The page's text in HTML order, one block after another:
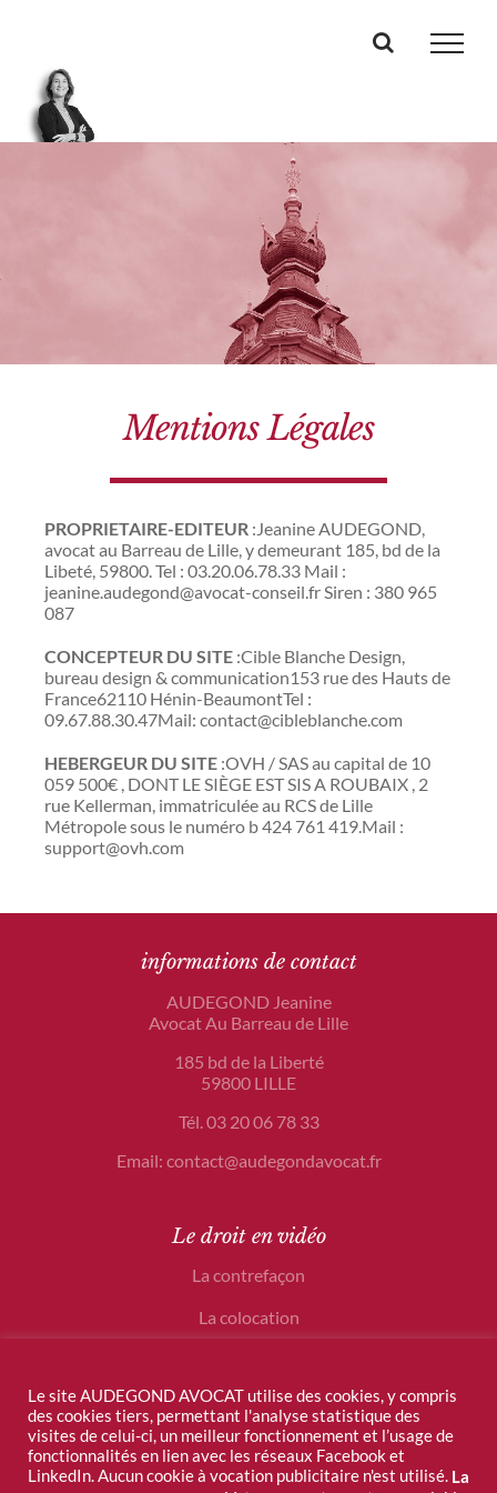
Mentions Légales
PROPRIETAIRE-EDITEUR :Jeanine AUDEGOND,
avocat au Barreau de Lille, y demeurant 185, bd de la
Libeté, 59800. Tel : 03.20.06.78.33 Mail :
jeanine.audegond@avocat-conseil.fr Siren : 380 965
087
CONCEPTEUR DU SITE :Cible Blanche Design,
bureau design & communication153 rue des Hauts de
France62110 Hénin-BeaumontTel :
09.67.88.30.47Mail: contact@cibleblanche.com
HEBERGEUR DU SITE :OVH / SAS au capital de 10
059 500€ , DONT LE SIÈGE EST SIS A ROUBAIX , 2
rue Kellerman, immatriculée au RCS de Lille
Métropole sous le numéro b 424 761 419.Mail :
support@ovh.com
informations de contact
AUDEGOND Jeanine
Avocat Au Barreau de Lille
185 bd de la Liberté
59800 LILLE
Tél. 03 20 06 78 33
Email: contact@audegondavocat.fr
Le droit en vidéo
La contrefaçon
La colocation
Le site AUDEGOND AVOCAT utilise des cookies, y compris
des cookies tiers, permettant l'analyse statistique des
visites de celui-ci, un meilleur fonctionnement et l’usage de
fonctionnalités en lien avec les réseaux Facebook et
LinkedIn. Aucun cookie à vocation publicitaire n'est utilisé. La